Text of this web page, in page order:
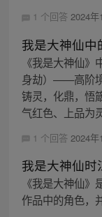
1 个回答 2024
我是大神仙中
《我是大神仙
身劫）——高阶
铸灵，化鼎，悟
气红色、上品为
1 个回答 2024
我是大神仙时
《我是大神仙
作品中的角色，